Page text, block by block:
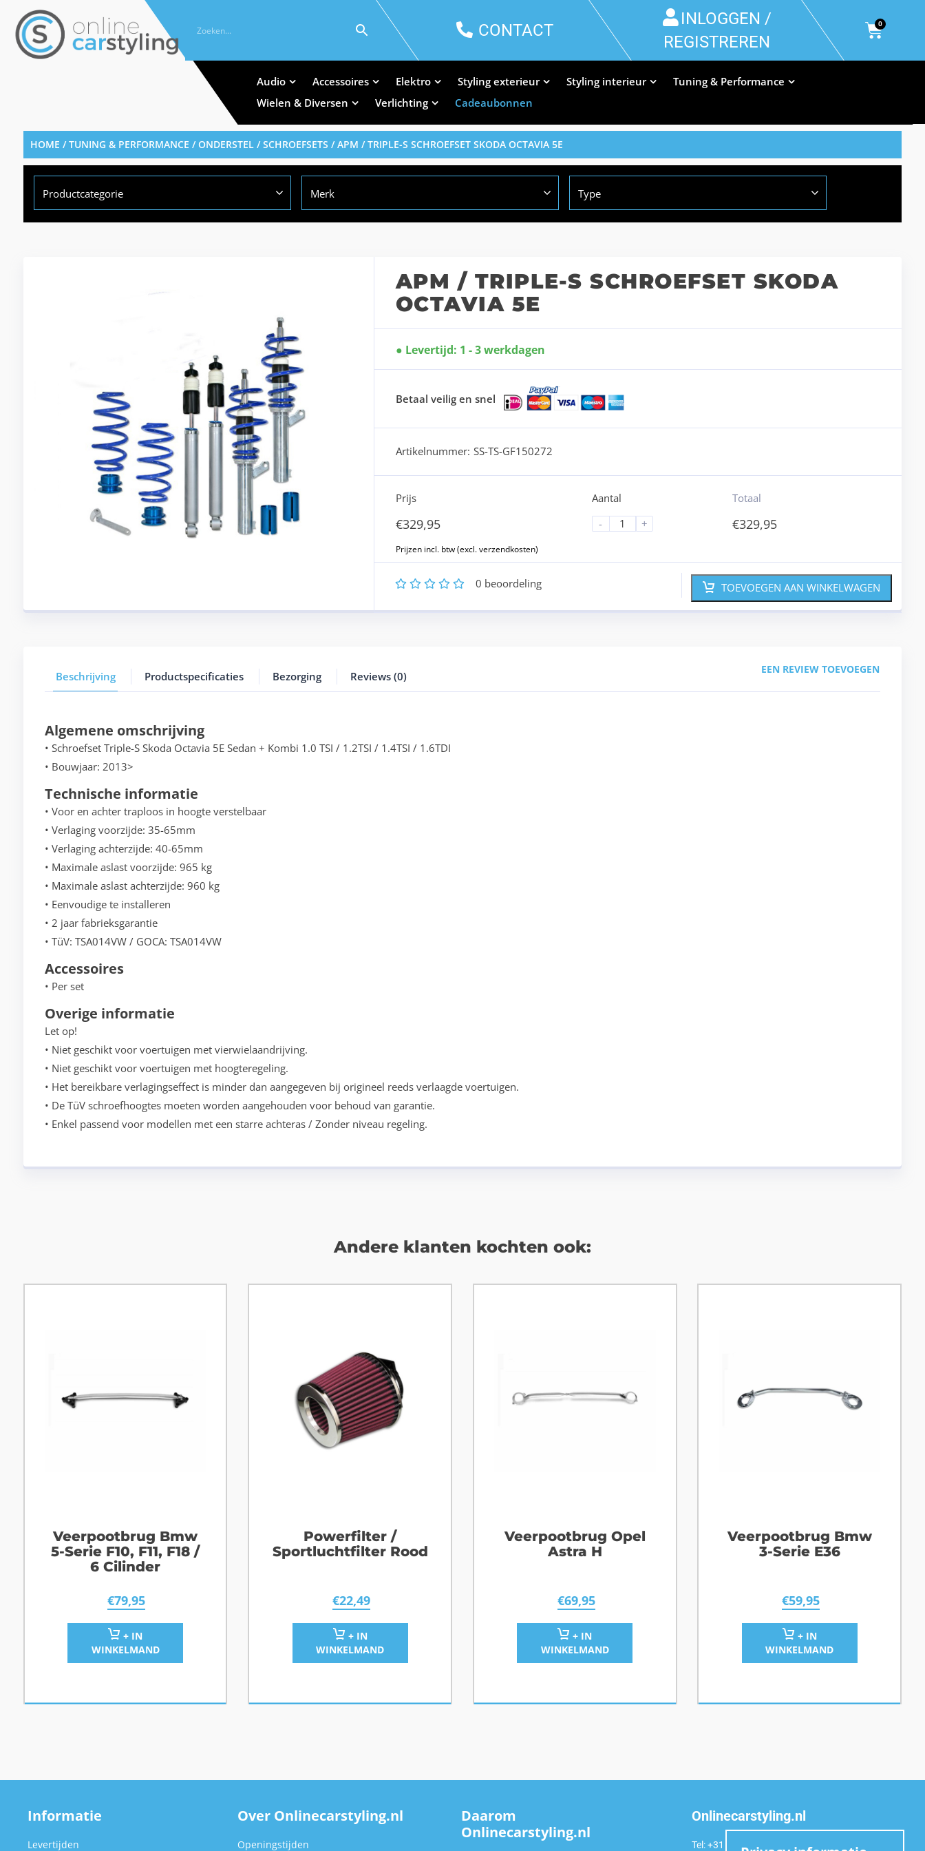
CONTACT
INLOGGEN /
REGISTREREN
0
Audio Accessoires Elektro Styling exterieur Styling interieur
Tuning & Performance
Wielen & Diversen
Verlichting Cadeaubonnen
HOME /TUNING & PERFORMANCE /ONDERSTEL/SCHROEFSETS / APM / TRIPLE-S SCHROEFSET SKODA OCTAVIA 5E
Productcategorie Merk Type
APM / TRIPLE-S SCHROEFSET SKODA
OCTAVIA 5E
Levertijd: 1 - 3 werkdagen
Betaal veilig en snel
Artikelnummer: SS-TS-GF150272
Prijs
€329,95
Aantal
-
+
Totaal
€329,95
5
4
3
2 0 beoordeling TOEVOEGEN AAN WINKELWAGEN
Beschrijving Productspecificaties Bezorging Reviews (0)
EEN REVIEW TOEVOEGEN
Algemene omschrijving
• Schroefset Triple-S Skoda Octavia 5E Sedan + Kombi 1.0 TSI / 1.2TSI / 1.4TSI / 1.6TDI
• Bouwjaar: 2013>
Technische informatie
• Voor en achter traploos in hoogte verstelbaar
• Verlaging voorzijde: 35-65mm
• Verlaging achterzijde: 40-65mm
• Maximale aslast voorzijde: 965 kg
• Maximale aslast achterzijde: 960 kg
• Eenvoudige te installeren
• 2 jaar fabrieksgarantie
• TüV: TSA014VW / GOCA: TSA014VW
Accessoires
• Per set
Overige informatie
Let op!
• Niet geschikt voor voertuigen met vierwielaandrijving.
• Niet geschikt voor voertuigen met hoogteregeling.
• Het bereikbare verlagingseffect is minder dan aangegeven bij origineel reeds verlaagde voertuigen.
• De TüV schroefhoogtes moeten worden aangehouden voor behoud van garantie.
• Enkel passend voor modellen met een starre achteras / Zonder niveau regeling.
Andere klanten kochten ook:
Veerpootbrug Bmw
5-Serie F10, F11, F18 /
6 Cilinder
€79,95
+ IN
WINKELMAND
Powerfilter /
Sportluchtfilter Rood
€22,49
+ IN
WINKELMAND
Veerpootbrug Opel
Astra H
€69,95
+ IN
WINKELMAND
Veerpootbrug Bmw
3-Serie E36
€59,95
+ IN
WINKELMAND
Informatie
Levertijden
Over Onlinecarstyling.nl
Openingstijden
Daarom
Onlinecarstyling.nl
Onlinecarstyling.nl
Tel: +31 (0)6 54 98 49 99